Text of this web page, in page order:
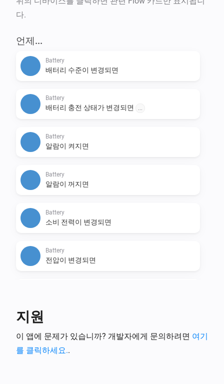
다.
언제...
Battery
배터리 수준이 변경되면
Battery
배터리 충전 상태가 변경되면
Battery
알람이 켜지면
Battery
알람이 꺼지면
Battery
소비 전력이 변경되면
Battery
전압이 변경되면
온도가 변경되면
지원
이 앱에 문제가 있습니까? 개발자에게 문의하려면 여기
를 클릭하세요..